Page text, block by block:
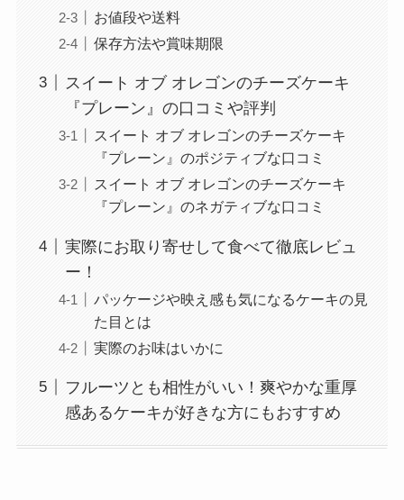
お値段や送料
保存方法や賞味期限
スイート オブ オレゴンのチーズケーキ
『プレーン』の口コミや評判
スイート オブ オレゴンのチーズケーキ
『プレーン』のポジティブな口コミ
スイート オブ オレゴンのチーズケーキ
『プレーン』のネガティブな口コミ
実際にお取り寄せして食べて徹底レビュ
ー！
パッケージや映え感も気になるケーキの見
た目とは
実際のお味はいかに
フルーツとも相性がいい！爽やかな重厚
感あるケーキが好きな方にもおすすめ